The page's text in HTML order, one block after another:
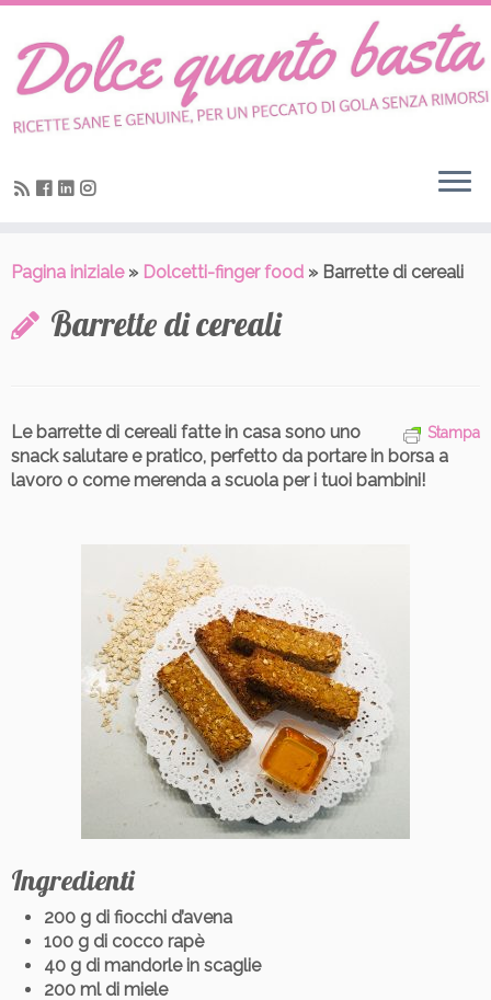
Skip
content
Pagina iniziale » Dolcetti-finger food » Barrette di cereali
Barrette di cereali
Stampa
Le barrette di cereali fatte in casa sono uno
snack salutare e pratico, perfetto da portare in borsa a
lavoro o come merenda a scuola per i tuoi bambini!
Ingredienti
200 g di fiocchi d’avena
100 g di cocco rapè
40 g di mandorle in scaglie
200 ml di miele